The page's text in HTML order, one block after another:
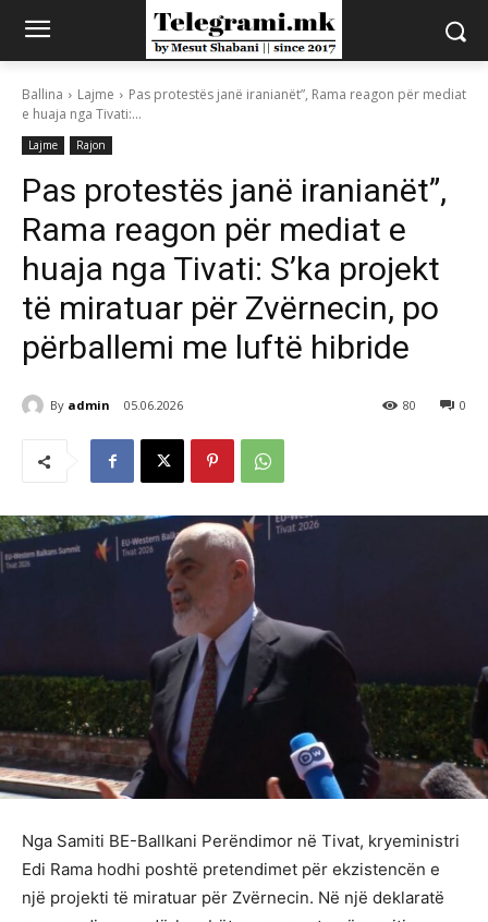
Ballina Lajme
Pas protestës janë iranianët”, Rama reagon për mediat
e huaja nga Tivati:...
Lajme Rajon
Pas protestës janë iranianët”,
Rama reagon për mediat e
huaja nga Tivati: S’ka projekt
të miratuar për Zvërnecin, po
përballemi me luftë hibride
By admin 05.06.2026 0
80
Nga Samiti BE-Ballkani Perëndimor në Tivat, kryeministri
Edi Rama hodhi poshtë pretendimet për ekzistencën e
një projekti të miratuar për Zvërnecin. Në një deklaratë